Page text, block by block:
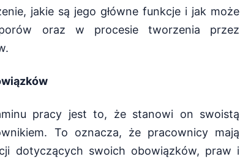
jakie są jego główne funkcje i jak może
oraz w procesie tworzenia przez
pracy jest to, że stanowi on swoistą
To oznacza, że pracownicy mają
dotyczących swoich obowiązków, praw i